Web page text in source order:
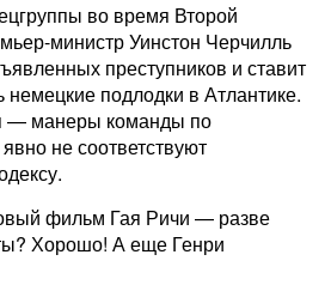
во время Второй
министр Уинстон Черчилль
преступников и ставит
подлодки в Атлантике.
— манеры команды по
не соответствуют
фильм Гая Ричи — разве
Хорошо! А еще Генри